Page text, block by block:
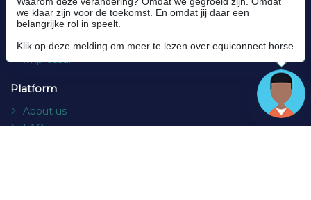
Cookie policy
Privacy Policy
Terms and conditions
Impressum
Platform
About us
FAQs